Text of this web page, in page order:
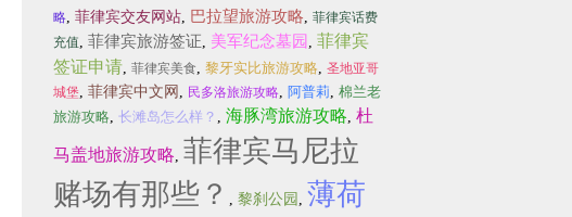
略, 菲律宾交友网站, 巴拉望旅游攻略, 菲律宾话费
充值, 菲律宾旅游签证, 美军纪念墓园 , 菲律宾
签证申请, 菲律宾美食, 黎牙实比旅游攻略, 圣地亚哥
城堡, 菲律宾中文网 , 民多洛旅游攻略, 阿普莉, 棉兰老
旅游攻略, 长滩岛怎么样？ , 海豚湾旅游攻略, 杜
马盖地旅游攻略, 菲律宾马尼拉
赌场有那些？ , 黎刹公园 , 薄荷